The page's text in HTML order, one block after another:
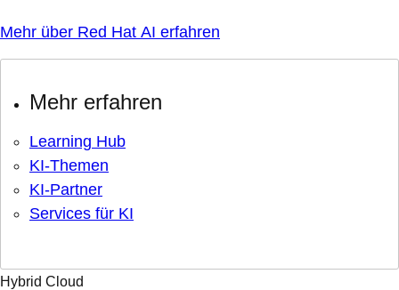
Mehr über Red Hat AI erfahren
Mehr erfahren
Learning Hub
KI-Themen
KI-Partner
Services für KI
Hybrid Cloud